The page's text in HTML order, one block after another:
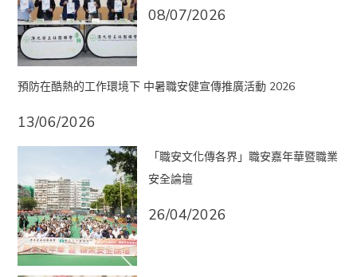
08/07/2026
預防在酷熱的工作環境下 中暑職安健宣傳推廣活動 2026
13/06/2026
「職安文化傳各界」職安嘉年華暨職業
安全論壇
26/04/2026